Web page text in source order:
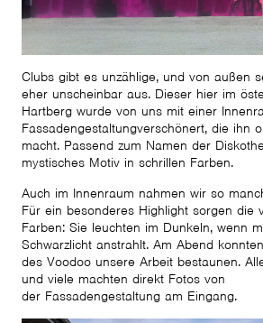
Clubs gibt es unzählige, und von außen
eher unscheinbar aus. Dieser hier im
Hartberg wurde von uns mit einer
Fassadengestaltungverschönert, die ihn
macht. Passend zum Namen der
mystisches Motiv in schrillen Farben.
Auch im Innenraum nahmen wir so
Für ein besonderes Highlight sorgen die
Farben: Sie leuchten im Dunkeln, wenn
Schwarzlicht anstrahlt. Am Abend
des Voodoo unsere Arbeit bestaunen.
und viele machten direkt Fotos von
der Fassadengestaltung am Eingang.